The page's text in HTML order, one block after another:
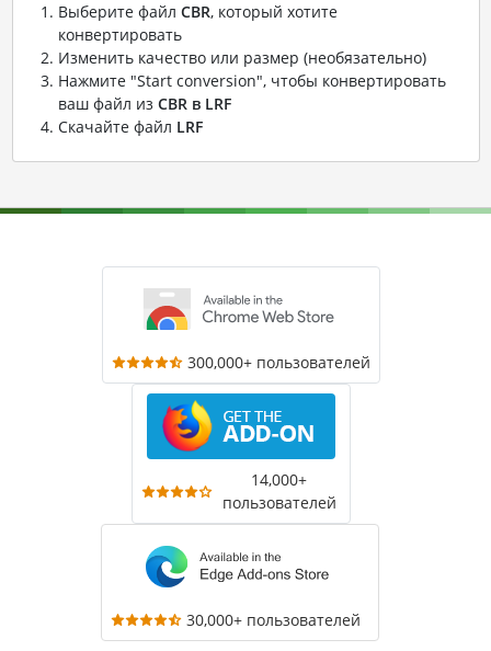
Выберите файл CBR, который хотите
конвертировать
Изменить качество или размер (необязательно)
Нажмите "Start conversion", чтобы конвертировать
ваш файл из CBR в LRF
Скачайте файл LRF
300,000+ пользователей
14,000+
пользователей
30,000+ пользователей